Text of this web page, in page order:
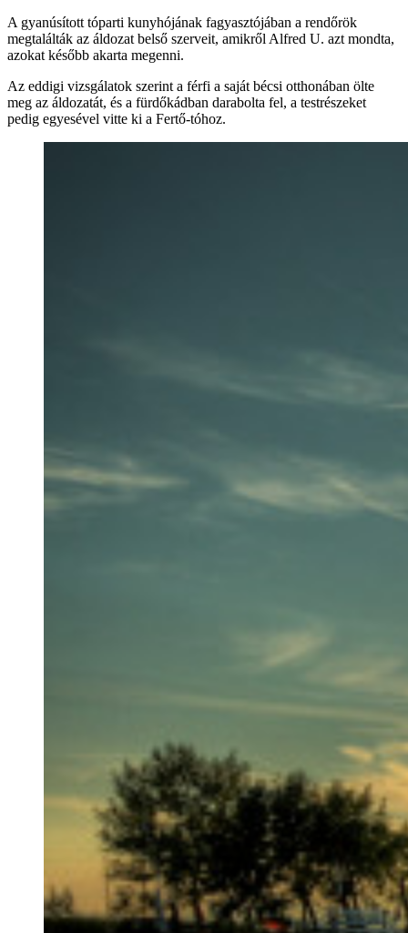
A gyanúsított tóparti kunyhójának fagyasztójában a rendőrök
megtalálták az áldozat belső szerveit, amikről Alfred U. azt mondta,
azokat később akarta megenni.
Az eddigi vizsgálatok szerint a férfi a saját bécsi otthonában ölte
meg az áldozatát, és a fürdőkádban darabolta fel, a testrészeket
pedig egyesével vitte ki a Fertő-tóhoz.